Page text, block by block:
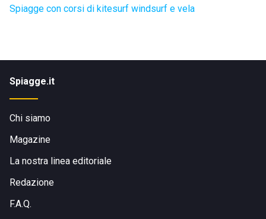
Spiagge con corsi di kitesurf windsurf e vela
Spiagge.it
Chi siamo
Magazine
La nostra linea editoriale
Redazione
F.A.Q.